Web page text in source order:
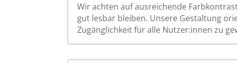
Wir achten auf ausreichende
gut lesbar bleiben. Unsere Gestaltung
Zugänglichkeit für alle Nutzer:innen zu